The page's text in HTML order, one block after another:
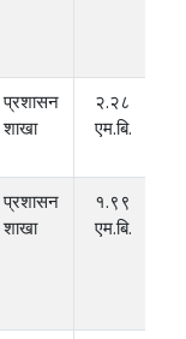
प्रशासन
शाखा
२.२८
एम.बि.
प्रशासन
शाखा
१.९९
एम.बि.